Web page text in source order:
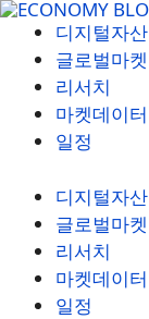
컨
디지털자산
글로벌마켓
리서치
마켓데이터
일정
디지털자산
글로벌마켓
리서치
마켓데이터
일정